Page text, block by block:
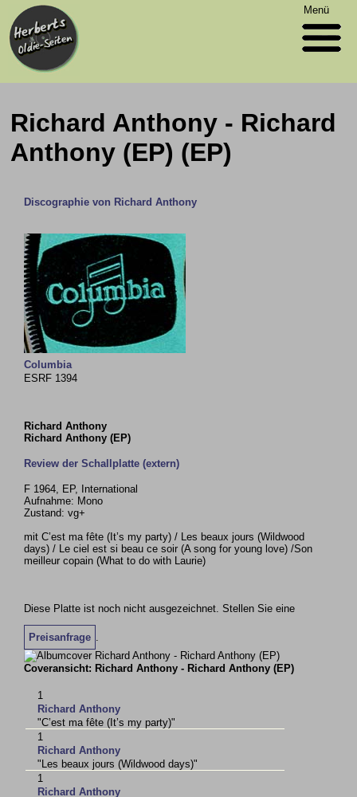
Menü
Richard Anthony - Richard
Anthony (EP) (EP)
Discographie von Richard Anthony
Columbia
ESRF 1394
Richard Anthony
Richard Anthony (EP)
Review der Schallplatte (extern)
F 1964, EP, International
Aufnahme: Mono
Zustand: vg+
mit C’est ma fête (It’s my party) / Les beaux jours (Wildwood
days) / Le ciel est si beau ce soir (A song for young love) /Son
meilleur copain (What to do with Laurie)
Diese Platte ist noch nicht ausgezeichnet. Stellen Sie eine
Preisanfrage
Coveransicht: Richard Anthony - Richard Anthony (EP)
1
Richard Anthony
"C’est ma fête (It’s my party)"
1
Richard Anthony
"Les beaux jours (Wildwood days)"
1
Richard Anthony